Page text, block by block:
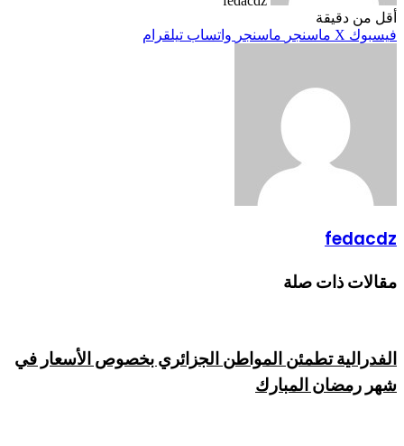
أقل من دقيقة
فيسبوك ‫X ماسنجر ماسنجر واتساب تيلقرام
fedacdz
مقالات ذات صلة
الفدرالية تطمئن المواطن الجزائري بخصوص الأسعار في
شهر رمضان المبارك